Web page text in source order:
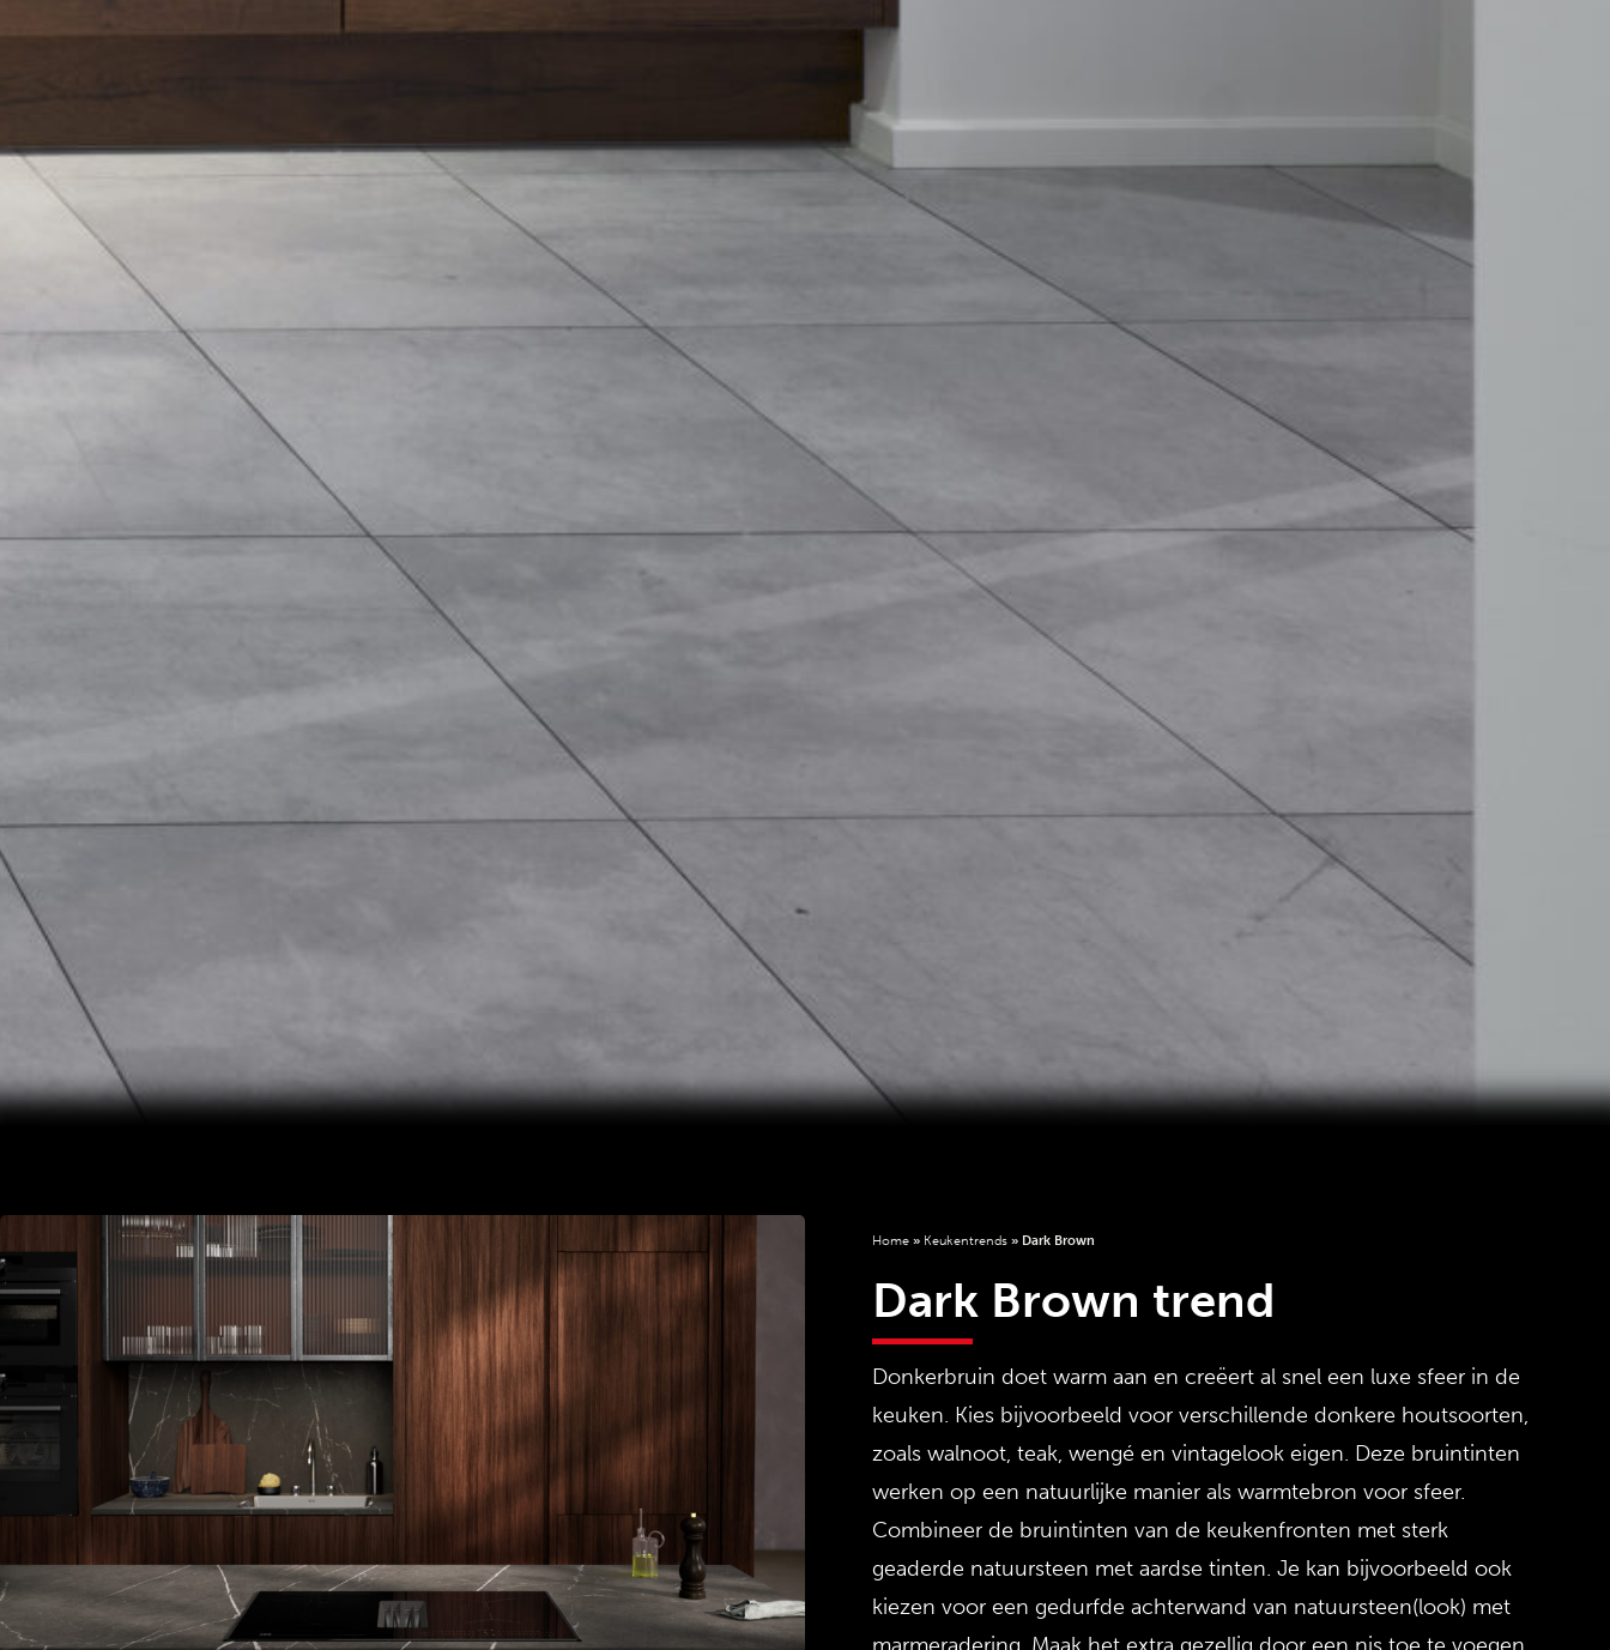
Home » Keukentrends » Dark Brown
Dark Brown trend
Donkerbruin doet warm aan en creëert al snel een luxe sfeer in de
keuken. Kies bijvoorbeeld voor verschillende donkere houtsoorten,
zoals walnoot, teak, wengé en vintagelook eigen. Deze bruintinten
werken op een natuurlijke manier als warmtebron voor sfeer.
Combineer de bruintinten van de keukenfronten met sterk
geaderde natuursteen met aardse tinten. Je kan bijvoorbeeld ook
kiezen voor een gedurfde achterwand van natuursteen(look) met
marmeradering. Maak het extra gezellig door een nis toe te voegen